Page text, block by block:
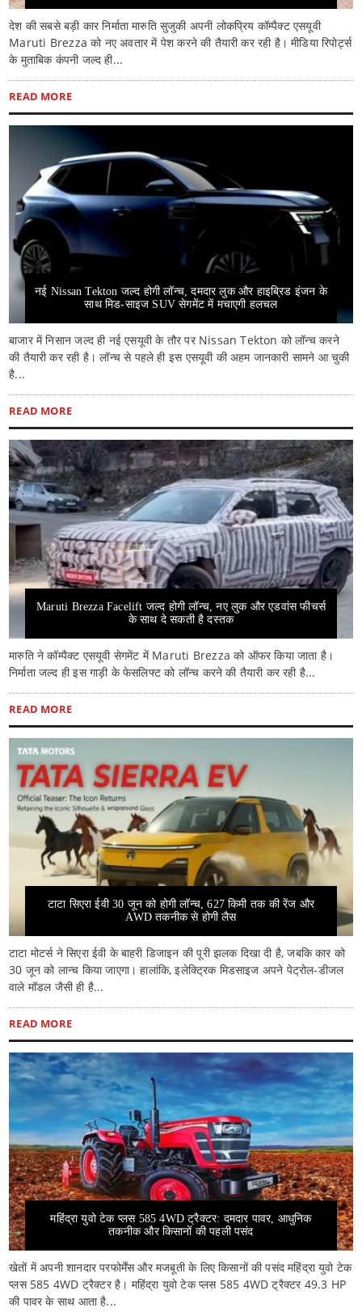
देश की सबसे बड़ी कार निर्माता मारुति सुजुकी अपनी लोकप्रिय कॉम्पैक्ट एसयूवी
Maruti Brezza को नए अवतार में पेश करने की तैयारी कर रही है। मीडिया रिपोर्ट्स
के मुताबिक कंपनी जल्द ही...
READ MORE
नई Nissan Tekton जल्द होगी लॉन्च, दमदार लुक और हाइब्रिड इंजन के
साथ मिड-साइज SUV सेगमेंट में मचाएगी हलचल
बाजार में निसान जल्द ही नई एसयूवी के तौर पर Nissan Tekton को लॉन्च करने
की तैयारी कर रही है। लॉन्च से पहले ही इस एसयूवी की अहम जानकारी सामने आ चुकी
है...
READ MORE
Maruti Brezza Facelift जल्द होगी लॉन्च, नए लुक और एडवांस फीचर्स
के साथ दे सकती है दस्तक
मारुति ने कॉम्पैक्ट एसयूवी सेगमेंट में Maruti Brezza को ऑफर किया जाता है।
निर्माता जल्द ही इस गाड़ी के फेसलिफ्ट को लॉन्च करने की तैयारी कर रही है...
READ MORE
टाटा सिएरा ईवी 30 जून को होगी लॉन्च, 627 किमी तक की रेंज और
AWD तकनीक से होगी लैस
टाटा मोटर्स ने सिएरा ईवी के बाहरी डिजाइन की पूरी झलक दिखा दी है, जबकि कार को
30 जून को लान्च किया जाएगा। हालांकि, इलेक्ट्रिक मिडसाइज अपने पेट्रोल-डीजल
वाले मॉडल जैसी ही है...
READ MORE
महिंद्रा युवो टेक प्लस 585 4WD ट्रैक्टर: दमदार पावर, आधुनिक
तकनीक और किसानों की पहली पसंद
खेतों में अपनी शानदार परफोर्मेंस और मजबूती के लिए किसानों की पसंद महिंद्रा युवो टेक
प्लस 585 4WD ट्रैक्टर है। महिंद्रा युवो टेक प्लस 585 4WD ट्रैक्टर 49.3 HP
की पावर के साथ आता है...